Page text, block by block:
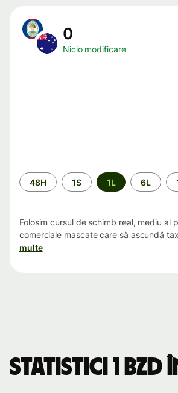
0
Nicio modificare
Perioada
48H 1S 1L 6L
Folosim cursul de schimb real, mediu al
comerciale mascate care să ascundă
multe
Statistici 1 BZD